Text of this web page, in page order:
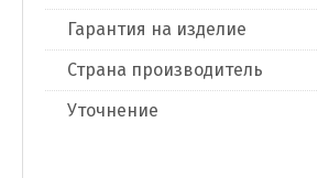
Гарантия на изделие
Страна производитель
Уточнение